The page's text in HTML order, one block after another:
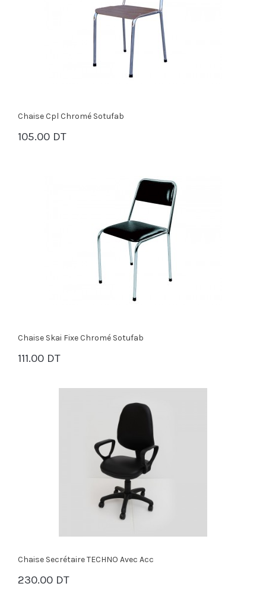
Chaise Cpl Chromé Sotufab
105.00 DT
PANIER
Chaise Skai Fixe Chromé Sotufab
111.00 DT
PANIER
Chaise Secrétaire TECHNO Avec Acc
230.00 DT
PANIER